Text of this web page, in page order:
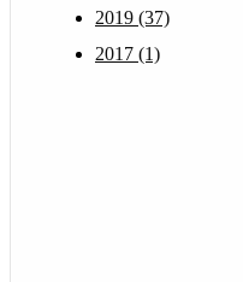
2019 (37)
2017 (1)